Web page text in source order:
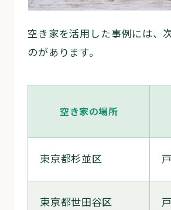
空き家を活用した事例には、
のがあります。
空き家の場所
東京都杉並区
東京都世田谷区